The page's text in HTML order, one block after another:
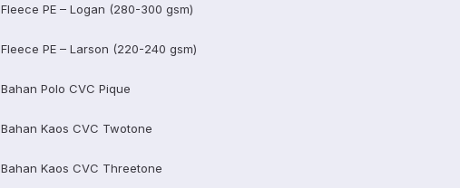
Fleece PE – Logan (280-300 gsm)
Fleece PE – Larson (220-240 gsm)
Bahan Polo CVC Pique
Bahan Kaos CVC Twotone
Bahan Kaos CVC Threetone